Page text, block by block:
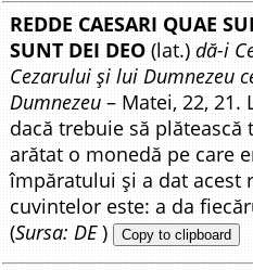
REDDE CAESARI QUAE
SUNT DEI DEO (lat.)dă-i
Cezarului și lui Dumnezeu
Dumnezeu – Matei, 22,
dacă trebuie să
arătat o monedă pe care
împăratului și a dat acest
cuvintelor este: a da
(Sursa: DE) Copy to clipboard